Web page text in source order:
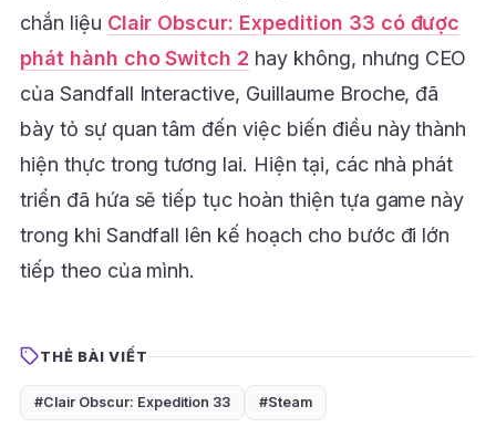
chắn liệu Clair Obscur: Expedition 33 có được
phát hành cho Switch 2 hay không, nhưng CEO
của Sandfall Interactive, Guillaume Broche, đã
bày tỏ sự quan tâm đến việc biến điều này thành
hiện thực trong tương lai. Hiện tại, các nhà phát
triển đã hứa sẽ tiếp tục hoàn thiện tựa game này
trong khi Sandfall lên kế hoạch cho bước đi lớn
tiếp theo của mình.
THẺ BÀI VIẾT
#Clair Obscur: Expedition 33 #Steam